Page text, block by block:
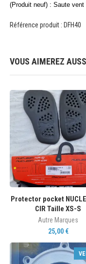
(Produit neuf) : Saute
Référence produit : DFH40
VOUS AIMEREZ
Protector pocket
CIR Taille XS-S
Autre Marques
25,00 €